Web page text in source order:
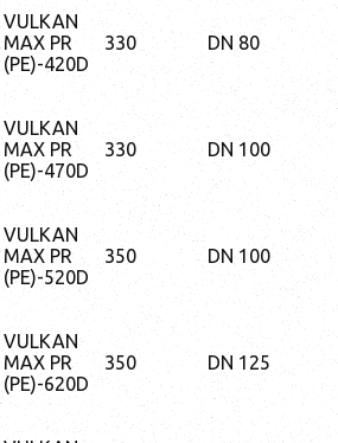
VULKAN
MAX PR
(PE)-420D
330 DN 80
VULKAN
MAX PR
(PE)-470D
330 DN 100
VULKAN
MAX PR
(PE)-520D
350 DN 100
VULKAN
MAX PR
(PE)-620D
350 DN 125